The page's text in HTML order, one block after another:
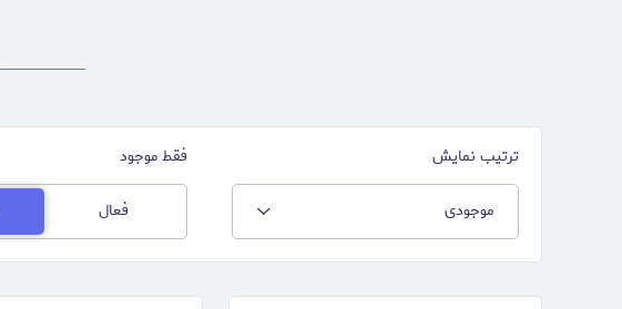
ترتیب نمایش
موجودی
فقط موجود
فعال